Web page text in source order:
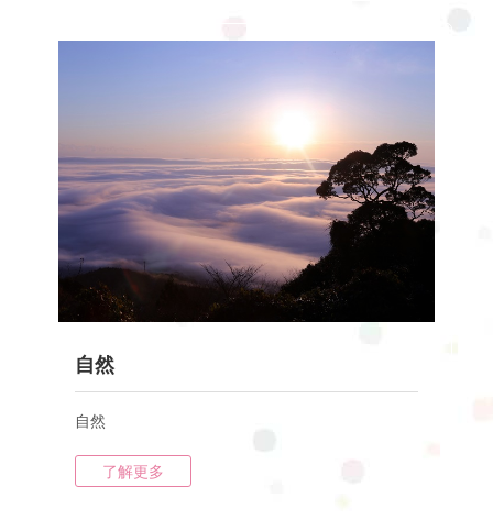
自然
自然
了解更多